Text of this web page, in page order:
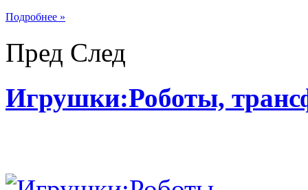
Подробнее »
Пред След
Игрушки:Роботы,